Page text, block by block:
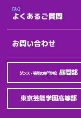
FAQ
よくあるご質問
お問い合わせ
ダンス・芸能の専門学校 昼間部
東京芸能学園高等部